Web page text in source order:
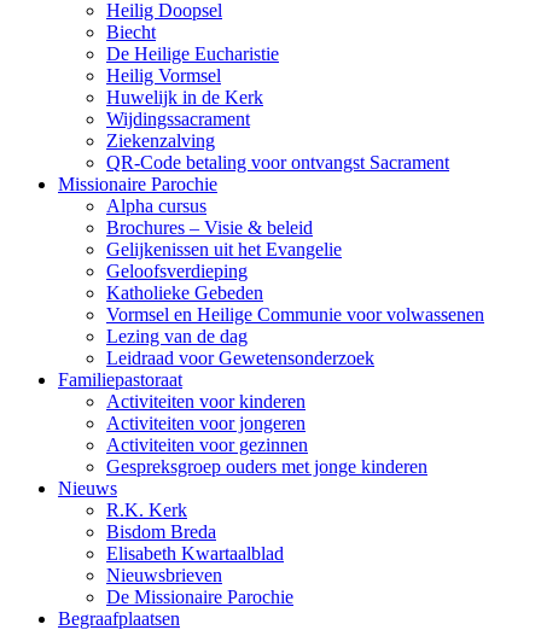
Heilig Doopsel
Biecht
De Heilige Eucharistie
Heilig Vormsel
Huwelijk in de Kerk
Wijdingssacrament
Ziekenzalving
QR-Code betaling voor ontvangst Sacrament
Missionaire Parochie
Alpha cursus
Brochures – Visie & beleid
Gelijkenissen uit het Evangelie
Geloofsverdieping
Katholieke Gebeden
Vormsel en Heilige Communie voor volwassenen
Lezing van de dag
Leidraad voor Gewetensonderzoek
Familiepastoraat
Activiteiten voor kinderen
Activiteiten voor jongeren
Activiteiten voor gezinnen
Gespreksgroep ouders met jonge kinderen
Nieuws
R.K. Kerk
Bisdom Breda
Elisabeth Kwartaalblad
Nieuwsbrieven
De Missionaire Parochie
Begraafplaatsen